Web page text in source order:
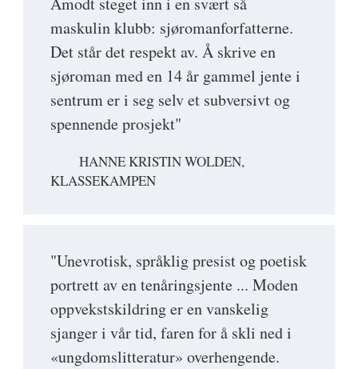
maskulin klubb: sjøromanforfatterne.
Det står det respekt av. Å skrive en
sjøroman med en 14 år gammel jente i
sentrum er i seg selv et subversivt og
spennende prosjekt"
HANNE KRISTIN WOLDEN,
KLASSEKAMPEN
"Unevrotisk, språklig presist og poetisk
portrett av en tenåringsjente ... Moden
oppvekstskildring er en vanskelig
sjanger i vår tid, faren for å skli ned i
«ungdomslitteratur» overhengende.